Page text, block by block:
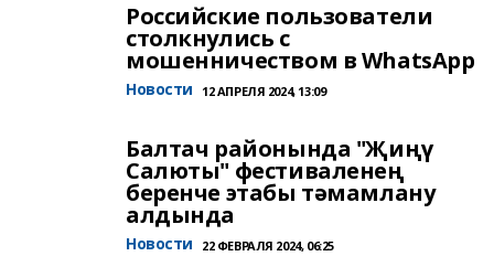
Российские пользователи
столкнулись с
мошенничеством в WhatsApp
Новости 12 АПРЕЛЯ 2024, 13:09
Балтач районында "Җиңү
Салюты" фестиваленең
беренче этабы тәмамлану
алдында
Новости 22 ФЕВРАЛЯ 2024, 06:25